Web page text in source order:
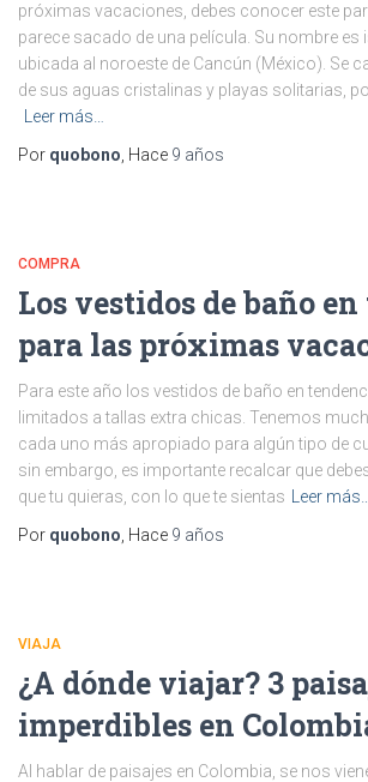
próximas vacaciones, debes conocer este
parece sacado de una película. Su nombre es
ubicada al noroeste de Cancún (México). Se
de sus aguas cristalinas y playas solitarias,
Leer más…
Por quobono , Hace 9 años
COMPRA
Los vestidos de baño
para las próximas
Para este año los vestidos de baño en
limitados a tallas extra chicas. Tenemos
cada uno más apropiado para algún tipo de
sin embargo, es importante recalcar que
que tu quieras, con lo que te sientas
Leer más…
Por quobono , Hace 9 años
VIAJA
¿A dónde viajar? 3
imperdibles en
Al hablar de paisajes en Colombia, se nos